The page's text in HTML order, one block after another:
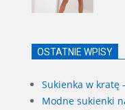
OSTATNIE WPISY
Sukienka w kratę
Modne sukienki